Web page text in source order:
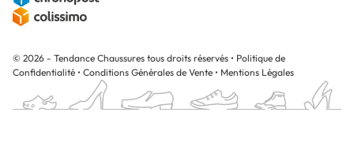
© 2026 - Tendance Chaussures tous droits réservés • Politique de
Confidentialité • Conditions Générales de Vente • Mentions Légales